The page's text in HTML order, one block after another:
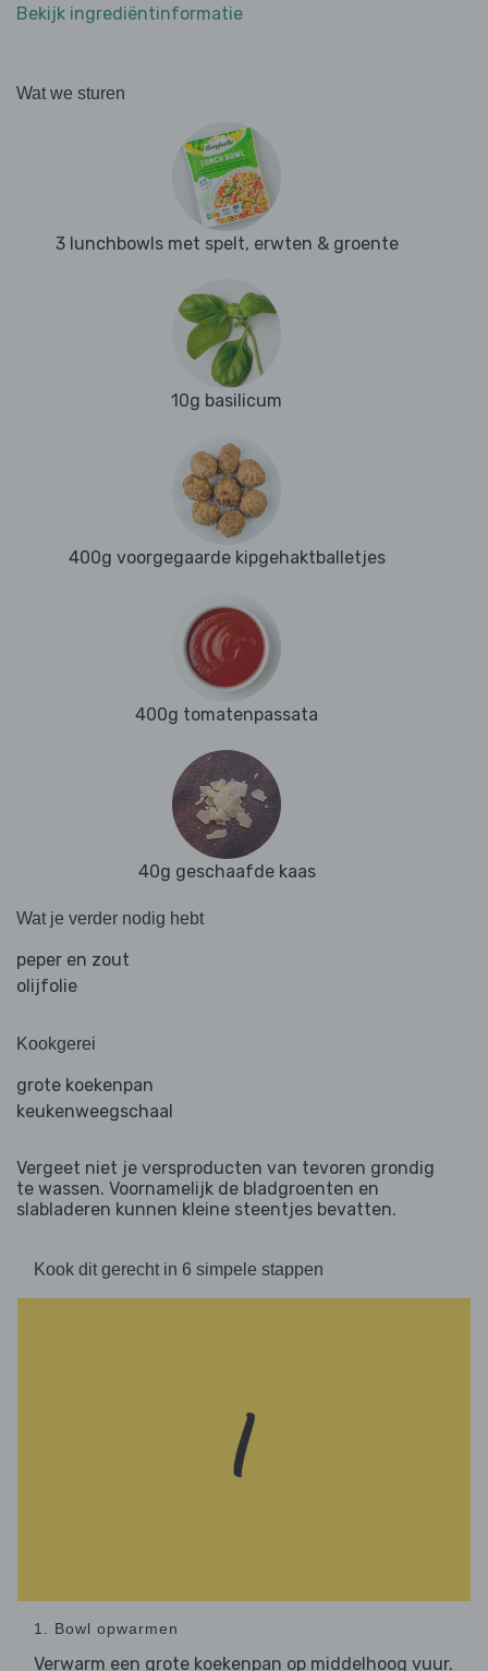
Bekijk ingrediëntinformatie
Wat we sturen
3 lunchbowls met spelt, erwten & groente
10g basilicum
400g voorgegaarde kipgehaktballetjes
400g tomatenpassata
40g geschaafde kaas
Wat je verder nodig hebt
peper en zout
olijfolie
Kookgerei
grote koekenpan
keukenweegschaal
Vergeet niet je versproducten van tevoren grondig
te wassen. Voornamelijk de bladgroenten en
slabladeren kunnen kleine steentjes bevatten.
Kook dit gerecht in 6 simpele stappen
1. Bowl opwarmen
Verwarm een grote koekenpan op middelhoog vuur.